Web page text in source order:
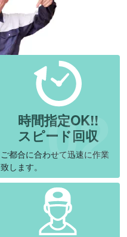
時間指定OK!!
スピード回収
ご都合に合わせて迅速に作業
致します。